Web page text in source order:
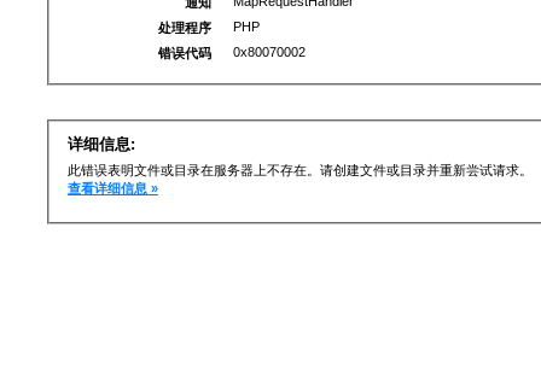
处理程序
PHP
错误代码
0x80070002
详细信息:
此错误表明文件或目录在服务器上不存在。请创建文件或目录并重新尝试请求。
查看详细信息 »